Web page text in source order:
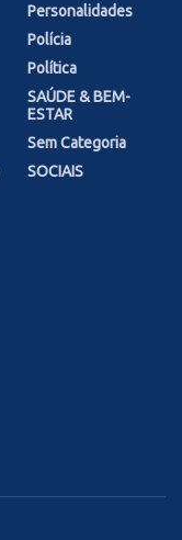
Personalidades
Polícia
Política
SAÚDE & BEM-
ESTAR
Sem Categoria
SOCIAIS